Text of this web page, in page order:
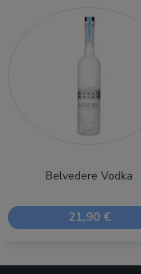
Belvedere Vodka
21,90 €